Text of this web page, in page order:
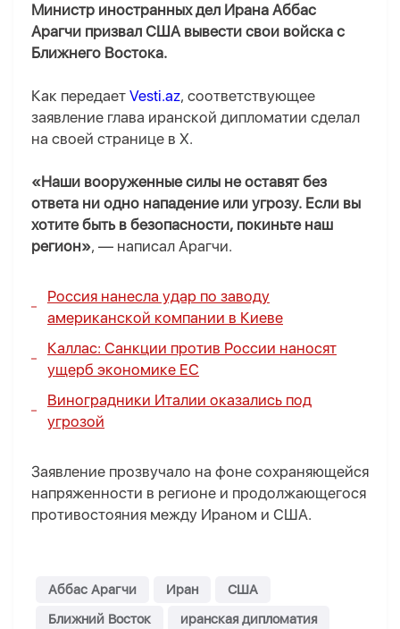
Министр иностранных дел Ирана Аббас
Арагчи призвал США вывести свои войска с
Ближнего Востока.
Как передает Vesti.az, соответствующее
заявление глава иранской дипломатии сделал
на своей странице в X.
«Наши вооруженные силы не оставят без
ответа ни одно нападение или угрозу. Если вы
хотите быть в безопасности, покиньте наш
регион», — написал Арагчи.
Россия нанесла удар по заводу
американской компании в Киеве
Каллас: Санкции против России наносят
ущерб экономике ЕС
Виноградники Италии оказались под
угрозой
Заявление прозвучало на фоне сохраняющейся
напряженности в регионе и продолжающегося
противостояния между Ираном и США.
Аббас Арагчи Иран
США
Ближний Восток
иранская дипломатия